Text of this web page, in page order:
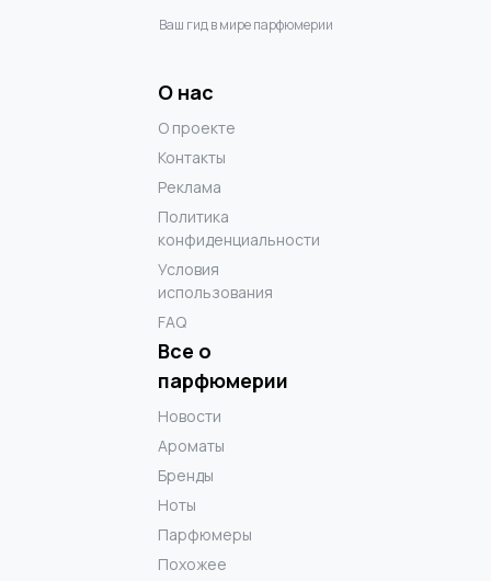
Ваш гид в мире парфюмерии
О нас
О проекте
Контакты
Реклама
Политика
конфиденциальности
Условия
использования
FAQ
Все о
парфюмерии
Новости
Ароматы
Бренды
Ноты
Парфюмеры
Похожее